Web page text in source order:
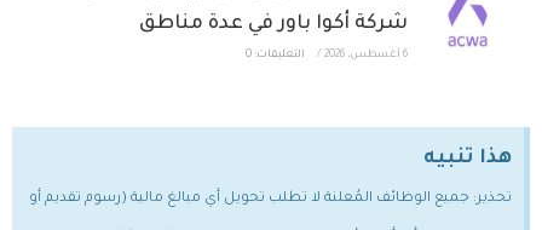
شركة أكوا باور في عدة مناطق
6 أغسطس، 2026 / التعليقات: 0
هذا تنبيه
تحذير: جميع الوظائف المُعلنة لا تطلب تحويل أي مبالغ مالية (رسوم تقديم أو